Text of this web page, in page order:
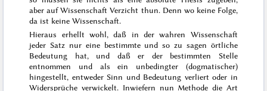
aber auf Wissenschaft Verzicht thun. Denn wo keine Folge,
da ist keine Wissenschaft.
Hieraus erhellt wohl, daß in der wahren Wissenschaft
jeder Satz nur eine bestimmte und so zu sagen örtliche
Bedeutung hat, und daß er der bestimmten Stelle
entnommen und als ein unbedingter (dogmatischer)
hingestellt, entweder Sinn und Bedeutung verliert oder in
Widersprüche verwickelt. Inwiefern nun Methode die Art